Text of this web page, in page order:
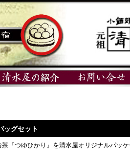
ッグセット
『つゆひかり』を清水屋オリジナルパッ